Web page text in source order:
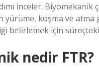
inceler.
yürüme, koşma ve
belirlemek için süreçteki
nedir FTR?